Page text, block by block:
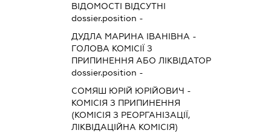
ВІДОМОСТІ ВІДСУТНІ
dossier.position -
ДУДЛА МАРИНА ІВАНІВНА -
ГОЛОВА КОМІСІЇ З
ПРИПИНЕННЯ АБО ЛІКВІДАТОР
dossier.position -
СОМЯШ ЮРІЙ ЮРІЙОВИЧ -
КОМІСІЯ З ПРИПИНЕННЯ
(КОМІСІЯ З РЕОРГАНІЗАЦІЇ,
ЛІКВІДАЦІЙНА КОМІСІЯ)